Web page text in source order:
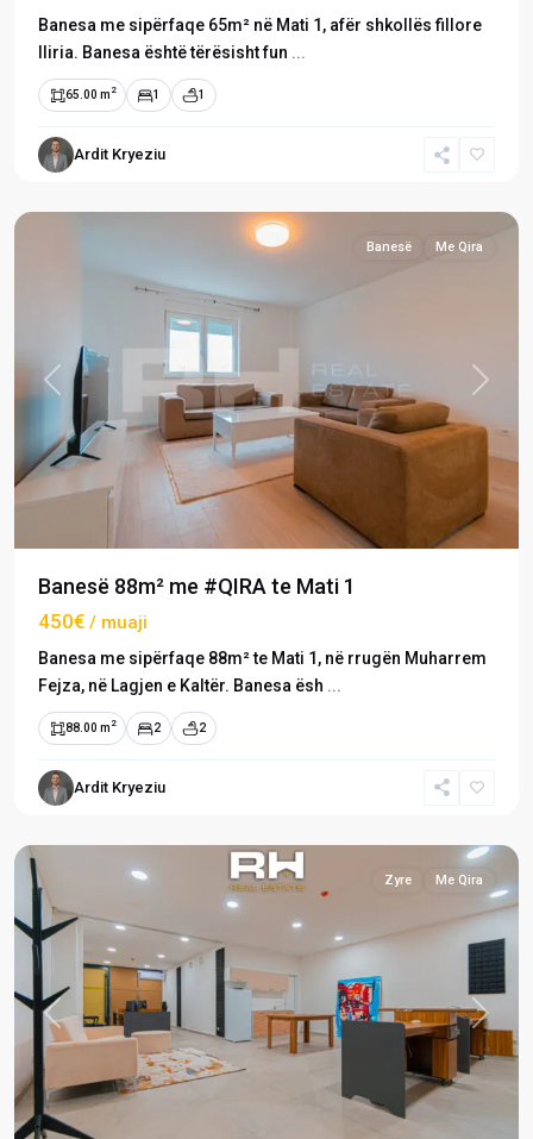
Banesa me sipërfaqe 65m² në Mati 1, afër shkollës fillore
Iliria. Banesa është tërësisht fun ...
65.00 m 2 1 1
Ardit Kryeziu
Mati
1,
Previous Next
Banesë Me Qira
Banesë 88m² me #QIRA te Mati 1
450€ / muaji
Banesa me sipërfaqe 88m² te Mati 1, në rrugën Muharrem
Fejza, në Lagjen e Kaltër. Banesa ësh ...
88.00 m 2 2 2
Ardit Kryeziu
Mati
1,
Previous Next
Zyre Me Qira